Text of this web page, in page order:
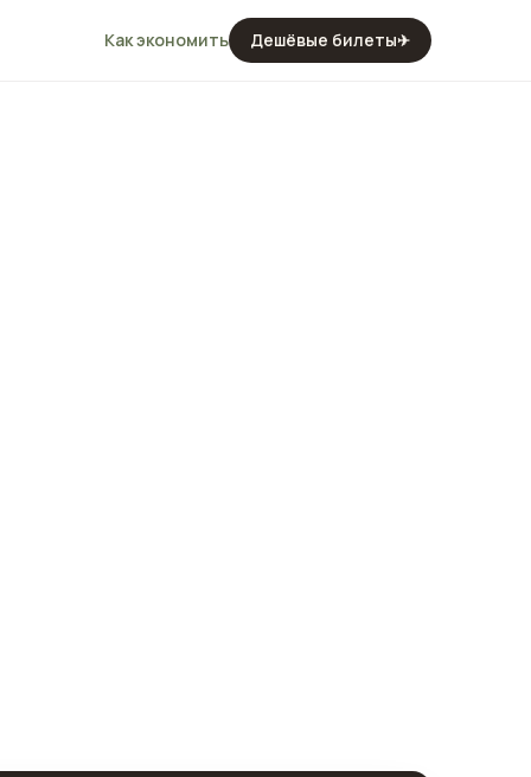
Как экономить Дешёвые билеты✈